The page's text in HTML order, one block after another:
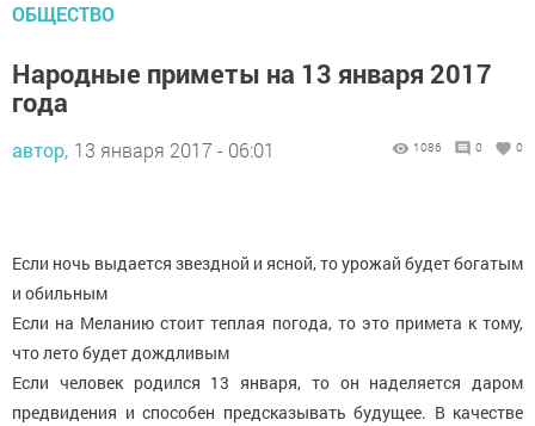
ОБЩЕСТВО
Народные приметы на 13 января 2017
года
автор, 13 января 2017 - 06:01 1086 0 0
Если ночь выдается звездной и ясной, то урожай будет богатым
и обильным
Если на Меланию стоит теплая погода, то это примета к тому,
что лето будет дождливым
Если человек родился 13 января, то он наделяется даром
предвидения и способен предсказывать будущее. В качестве